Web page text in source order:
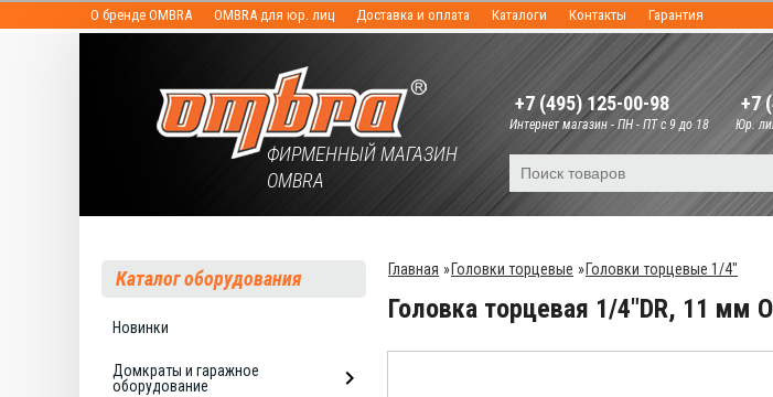
О бренде OMBRA OMBRA для юр. лиц Доставка и оплата Каталоги Контакты Гарантия
ФИРМЕННЫЙ МАГАЗИН
OMBRA
+7 (495) 125-00-98
Интернет магазин - ПН - ПТ с 9 до 18
+7
Юр.
Каталог оборудования
Новинки
Домкраты и гаражное
оборудование
Главная »Головки торцевые »Головки торцевые 1/4"
Головка торцевая 1/4"DR, 11 мм